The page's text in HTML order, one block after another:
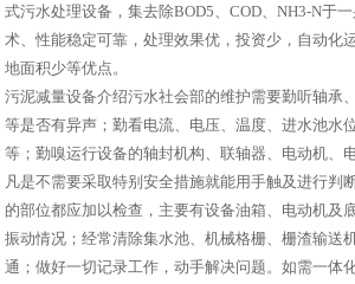
式污水处理设备，集去除BOD5、COD、NH3-N于
术、性能稳定可靠，处理效果优，投资少，自动化
地面积少等优点。
污泥减量设备介绍污水社会部的维护需要勤听轴承
等是否有异声；勤看电流、电压、温度、进水池水
等；勤嗅运行设备的轴封机构、联轴器、电动机、
凡是不需要采取特别安全措施就能用手触及进行判
的部位都应加以检查，主要有设备油箱、电动机及
振动情况；经常清除集水池、机械格栅、栅渣输送
通；做好一切记录工作，动手解决问题。如需一体